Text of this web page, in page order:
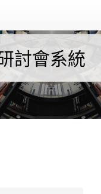
討會系統